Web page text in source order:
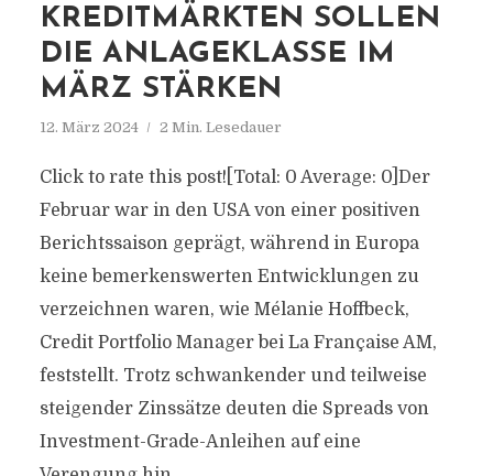
KREDITMÄRKTEN SOLLEN
DIE ANLAGEKLASSE IM
MÄRZ STÄRKEN
12. März 2024 2 Min. Lesedauer
Click to rate this post![Total: 0 Average: 0]Der
Februar war in den USA von einer positiven
Berichtssaison geprägt, während in Europa
keine bemerkenswerten Entwicklungen zu
verzeichnen waren, wie Mélanie Hoffbeck,
Credit Portfolio Manager bei La Française AM,
feststellt. Trotz schwankender und teilweise
steigender Zinssätze deuten die Spreads von
Investment-Grade-Anleihen auf eine